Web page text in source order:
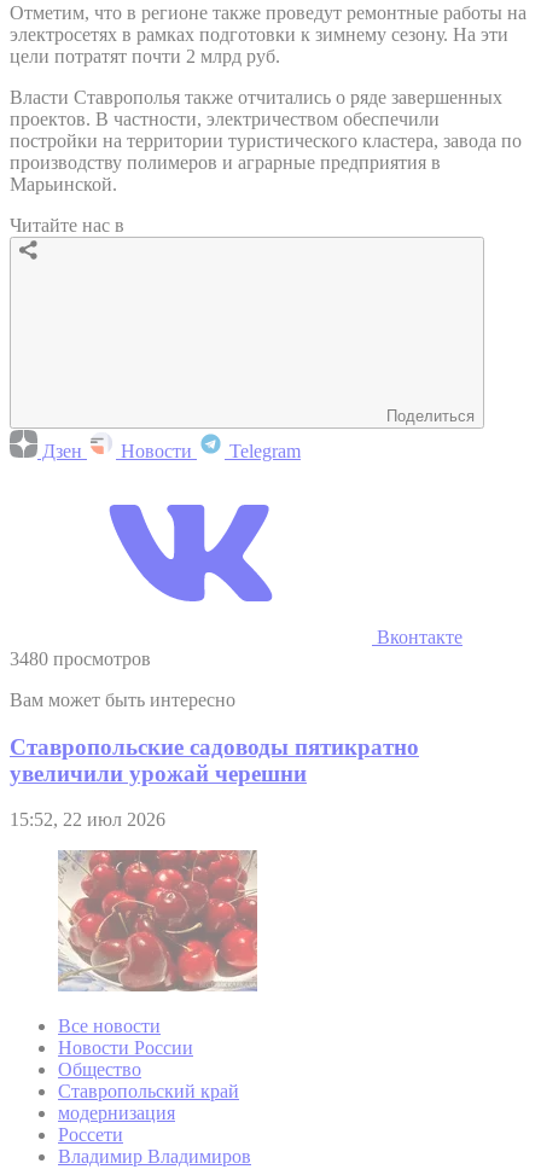
Отметим, что в регионе также проведут ремонтные работы на
электросетях в рамках подготовки к зимнему сезону. На эти
цели потратят почти 2 млрд руб.
Власти Ставрополья также отчитались о ряде завершенных
проектов. В частности, электричеством обеспечили
постройки на территории туристического кластера, завода по
производству полимеров и аграрные предприятия в
Марьинской.
Читайте нас в
Поделиться
Дзен Новости Telegram
Вконтакте
3480 просмотров
Вам может быть интересно
Ставропольские садоводы пятикратно
увеличили урожай черешни
15:52, 22 июл 2026
Все новости
Новости России
Общество
Ставропольский край
модернизация
Россети
Владимир Владимиров